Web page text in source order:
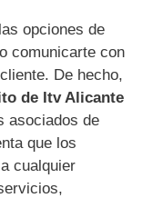
opciones de
comunicarte con
De hecho,
de Itv Alicante
asociados de
que los
cualquier